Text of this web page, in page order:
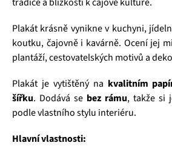
Plakát krásně vynikne v kuchyni,
koutku, čajovně i kavárně. Ocení jej
plantáží, cestovatelských motivů a
Plakát je vytištěný na kvalitním
šířku. Dodává se bez rámu, takže si
podle vlastního stylu interiéru.
Hlavní vlastnosti: